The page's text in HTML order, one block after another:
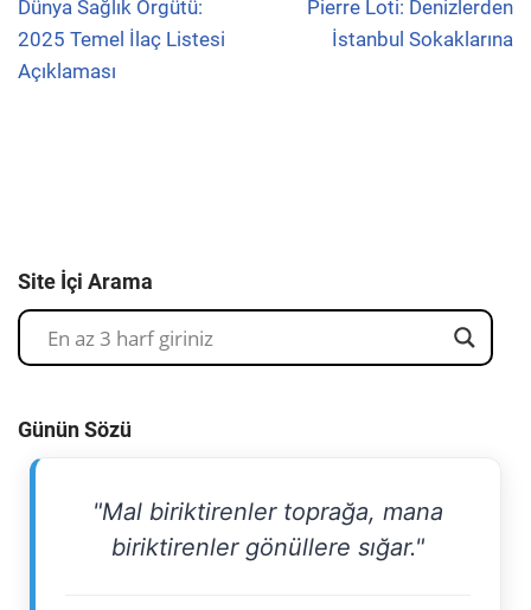
Dünya Sağlık Örgütü:
2025 Temel İlaç Listesi
Açıklaması
Pierre Loti: Denizlerden
İstanbul Sokaklarına
Site İçi Arama
Günün Sözü
"Mal biriktirenler toprağa, mana
biriktirenler gönüllere sığar."